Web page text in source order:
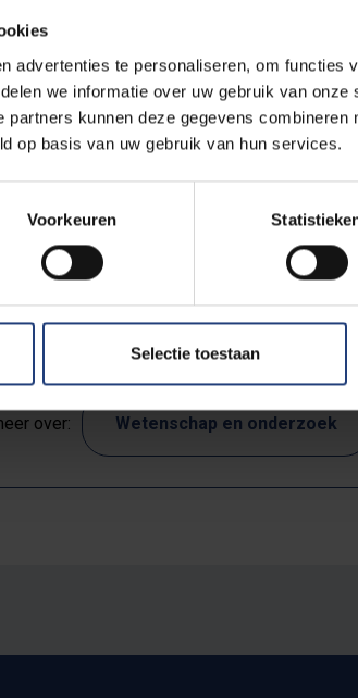
advertenties te personaliseren, om functies
we informatie over uw gebruik van
partners kunnen deze gegevens combineren
op basis van uw gebruik van hun services.
Voorkeuren
Selectie toestaan
dan Walen (VRT NWS)
(De Standaard)
Belang van Limburg)
(Bruzz)
over: Wetenschap en onderzoek